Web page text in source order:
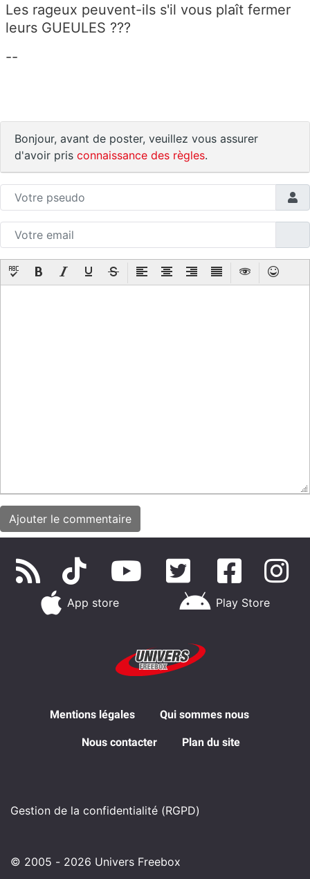
Les rageux peuvent-ils s'il vous plaît fermer
leurs GUEULES ???
--
Bonjour, avant de poster, veuillez vous assurer
d'avoir pris connaissance des règles.
App store Play Store
Mentions légales Qui sommes nous
Nous contacter Plan du site
Gestion de la confidentialité (RGPD)
© 2005 - 2026 Univers Freebox